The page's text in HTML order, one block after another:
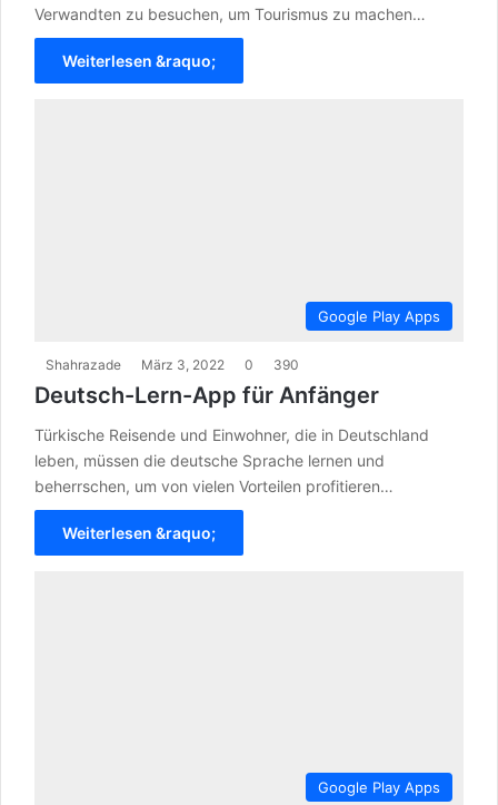
Verwandten zu besuchen, um Tourismus zu machen…
Weiterlesen &raquo;
Google Play Apps
Shahrazade März 3, 2022 0 390
Deutsch-Lern-App für Anfänger
Türkische Reisende und Einwohner, die in Deutschland
leben, müssen die deutsche Sprache lernen und
beherrschen, um von vielen Vorteilen profitieren…
Weiterlesen &raquo;
Google Play Apps